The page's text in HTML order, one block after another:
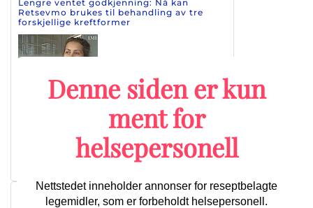
Lengre ventet godkjenning: Nå kan
Retsevmo brukes til behandling av tre
forskjellige kreftformer
Ny lungekreftstudie har tatt i bruk av
registerdata
Telisotuzumab vedotin viser lovende effekt
mot c-MET-overuttrykkende NSCLC
Nye data favoriserer den laveste dosen av
Enhertu ved metastatisk NSCLC
Nyheter om brystkreft
Denne siden er kun
ment for
helsepersonell
Nettstedet inneholder annonser for reseptbelagte
legemidler, som er forbeholdt helsepersonell.